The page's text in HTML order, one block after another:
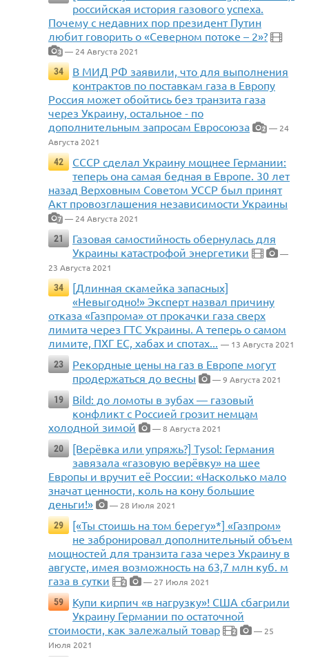
российская история газового успеха.
Почему с недавних пор президент Путин
любит говорить о «Северном потоке – 2»?
3 — 24 Августа 2021
34
В МИД РФ заявили, что для выполнения
контрактов по поставкам газа в Европу
Россия может обойтись без транзита газа
через Украину, остальное - по
дополнительным запросам Евросоюза
2 — 24
Августа 2021
42
СССР сделал Украину мощнее Германии:
теперь она самая бедная в Европе. 30 лет
назад Верховным Советом УССР был принят
Акт провозглашения независимости Украины
7 — 24 Августа 2021
21
Газовая самостийность обернулась для
Украины катастрофой энергетики
—
23 Августа 2021
34
[Длинная скамейка запасных]
«Невыгодно!» Эксперт назвал причину
отказа «Газпрома» от прокачки газа сверх
лимита через ГТС Украины. А теперь о самом
лимите, ПХГ ЕС, хабах и спотах... — 13 Августа 2021
23
Рекордные цены на газ в Европе могут
продержаться до весны
— 9 Августа 2021
19
Bild: до ломоты в зубах — газовый
конфликт с Россией грозит немцам
холодной зимой
— 8 Августа 2021
20
[Верёвка или упряжь?] Tysol: Германия
завязала «газовую верёвку» на шее
Европы и вручит её России: «Насколько мало
значат ценности, коль на кону большие
деньги!»
— 28 Июля 2021
29
[«Ты стоишь на том берегу»*] «Газпром»
не забронировал дополнительный объем
мощностей для транзита газа через Украину в
августе, имея возможность на 63,7 млн куб. м
газа в сутки
2
— 27 Июля 2021
59
Купи кирпич «в нагрузку»! США сбагрили
Украину Германии по остаточной
стоимости, как залежалый товар
2
— 25
Июля 2021